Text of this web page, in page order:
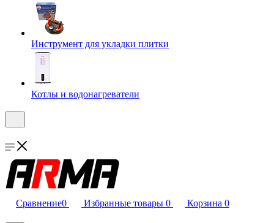
Инструмент для укладки плитки
Котлы и водонагреватели
Сравнение0 Избранные товары 0 Корзина 0